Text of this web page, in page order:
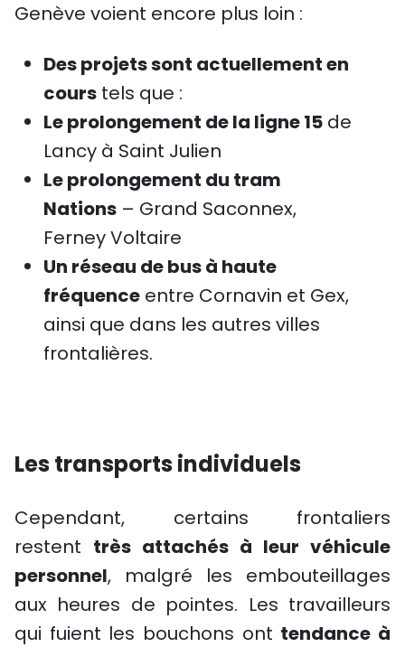
Genève voient encore plus loin :
Des projets sont actuellement en
cours tels que :
Le prolongement de la ligne 15 de
Lancy à Saint Julien
Le prolongement du tram
Nations – Grand Saconnex,
Ferney Voltaire
Un réseau de bus à haute
fréquence entre Cornavin et Gex,
ainsi que dans les autres villes
frontalières.
Les transports individuels
Cependant, certains frontaliers
restent très attachés à leur véhicule
personnel, malgré les embouteillages
aux heures de pointes. Les travailleurs
qui fuient les bouchons ont tendance à